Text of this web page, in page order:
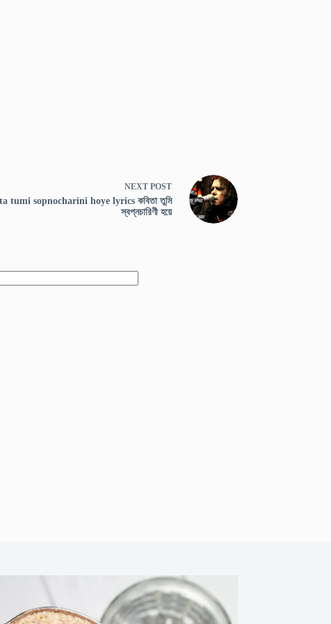
NEXT POST
tumi sopnocharini hoye lyrics কবিতা তুমি
স্বপ্নচারিণী হয়ে